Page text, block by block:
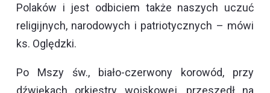
Polaków i jest odbiciem także naszych uczuć
religijnych, narodowych i patriotycznych – mówi
ks. Oględzki.
Po Mszy św., biało-czerwony korowód, przy
dźwiękach orkiestry wojskowej, przeszedł na